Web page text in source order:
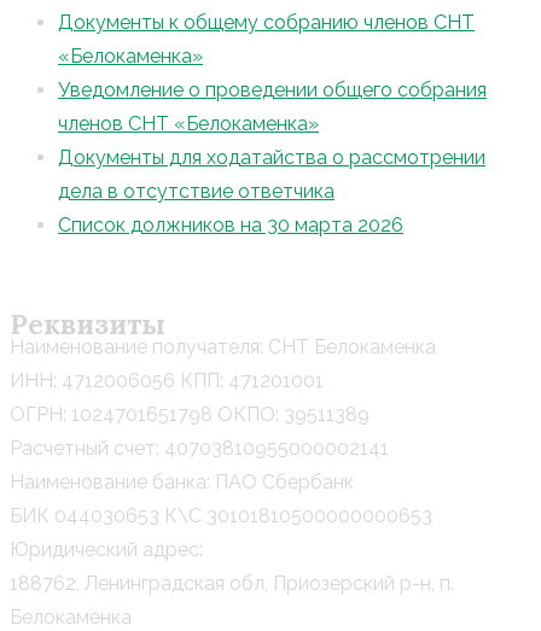
Документы к общему собранию членов СНТ
«Белокаменка»
Уведомление о проведении общего собрания
членов СНТ «Белокаменка»
Документы для ходатайства о рассмотрении
дела в отсутствие ответчика
Список должников на 30 марта 2026
Реквизиты
Наименование получателя: СНТ Белокаменка
ИНН: 4712006056 КПП: 471201001
ОГРН: 1024701651798 ОКПО: 39511389
Расчетный счет: 40703810955000002141
Наименование банка: ПАО Сбербанк
БИК 044030653 К\С 30101810500000000653
Юридический адрес:
188762, Ленинградская обл, Приозерский р-н, п.
Белокаменка